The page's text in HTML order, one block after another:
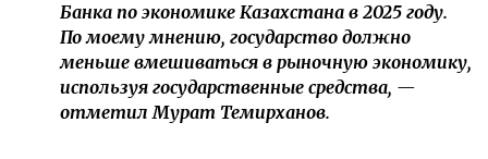
Банка по экономике Казахстана в 2025 году.
По моему мнению, государство должно
меньше вмешиваться в рыночную экономику,
используя государственные средства, —
отметил Мурат Темирханов.